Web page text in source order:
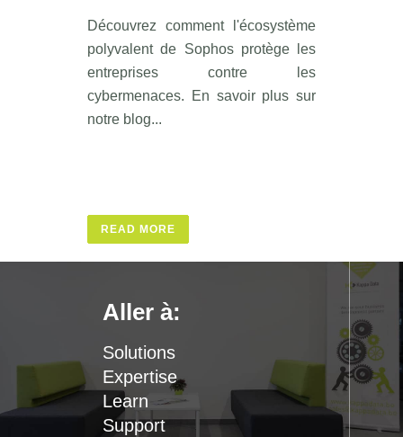
READ MORE
READ MORE
READ MORE
Découvrez comment l'écosystème
polyvalent de Sophos protège les
entreprises contre les
cybermenaces. En savoir plus sur
notre blog...
READ MORE
Aller à:
Solutions
Expertise
Learn
Support